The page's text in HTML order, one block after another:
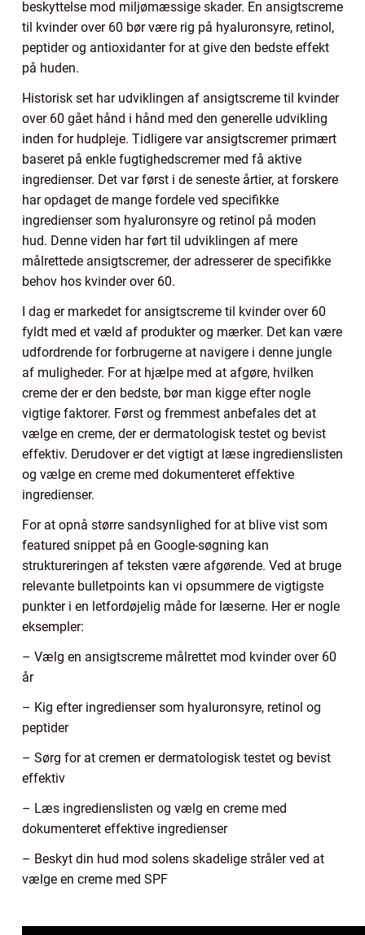
beskyttelse mod miljømæssige skader. En ansigtscreme
til kvinder over 60 bør være rig på hyaluronsyre, retinol,
peptider og antioxidanter for at give den bedste effekt
på huden.
Historisk set har udviklingen af ansigtscreme til kvinder
over 60 gået hånd i hånd med den generelle udvikling
inden for hudpleje. Tidligere var ansigtscremer primært
baseret på enkle fugtighedscremer med få aktive
ingredienser. Det var først i de seneste årtier, at forskere
har opdaget de mange fordele ved specifikke
ingredienser som hyaluronsyre og retinol på moden
hud. Denne viden har ført til udviklingen af mere
målrettede ansigtscremer, der adresserer de specifikke
behov hos kvinder over 60.
I dag er markedet for ansigtscreme til kvinder over 60
fyldt med et væld af produkter og mærker. Det kan være
udfordrende for forbrugerne at navigere i denne jungle
af muligheder. For at hjælpe med at afgøre, hvilken
creme der er den bedste, bør man kigge efter nogle
vigtige faktorer. Først og fremmest anbefales det at
vælge en creme, der er dermatologisk testet og bevist
effektiv. Derudover er det vigtigt at læse ingredienslisten
og vælge en creme med dokumenteret effektive
ingredienser.
For at opnå større sandsynlighed for at blive vist som
featured snippet på en Google-søgning kan
struktureringen af teksten være afgørende. Ved at bruge
relevante bulletpoints kan vi opsummere de vigtigste
punkter i en letfordøjelig måde for læserne. Her er nogle
eksempler:
– Vælg en ansigtscreme målrettet mod kvinder over 60
år
– Kig efter ingredienser som hyaluronsyre, retinol og
peptider
– Sørg for at cremen er dermatologisk testet og bevist
effektiv
– Læs ingredienslisten og vælg en creme med
dokumenteret effektive ingredienser
– Beskyt din hud mod solens skadelige stråler ved at
vælge en creme med SPF